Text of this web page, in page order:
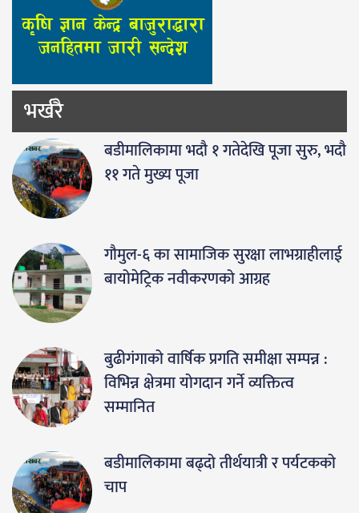
भर्खरै
बडीमालिकामा भदौ १ गतेदेखि पूजा सुरु, भदौ
११ गते मुख्य पूजा
गौमुल-६ का सामाजिक सुरक्षा लाभग्राहीलाई
बायोमेट्रिक नवीकरणको आग्रह
बुढीगंगाको वार्षिक प्रगति समीक्षा सम्पन्न :
विभिन्न क्षेत्रमा योगदान गर्ने व्यक्तित्व
सम्मानित
बडीमालिकामा बढ्दो तीर्थयात्री र पर्यटकको
चाप